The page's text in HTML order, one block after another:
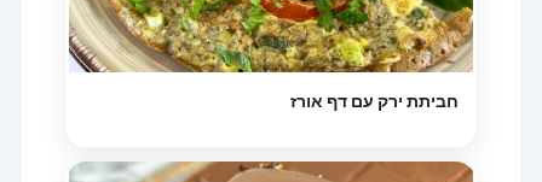
חביתת ירק עם דף אורז